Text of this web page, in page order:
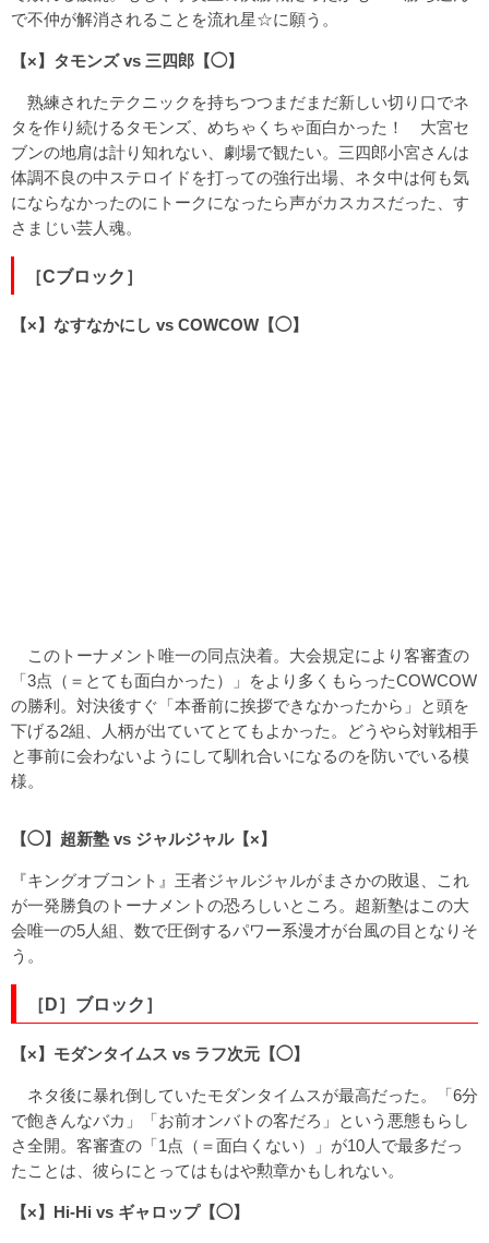
で不仲が解消されることを流れ星☆に願う。
【×】タモンズ vs 三四郎【◯】
熟練されたテクニックを持ちつつまだまだ新しい切り口でネ
タを作り続けるタモンズ、めちゃくちゃ面白かった！ 大宮セ
ブンの地肩は計り知れない、劇場で観たい。三四郎小宮さんは
体調不良の中ステロイドを打っての強行出場、ネタ中は何も気
にならなかったのにトークになったら声がカスカスだった、す
さまじい芸人魂。
［Cブロック］
【×】なすなかにし vs COWCOW【◯】
このトーナメント唯一の同点決着。大会規定により客審査の
「3点（＝とても面白かった）」をより多くもらったCOWCOW
の勝利。対決後すぐ「本番前に挨拶できなかったから」と頭を
下げる2組、人柄が出ていてとてもよかった。どうやら対戦相手
と事前に会わないようにして馴れ合いになるのを防いでいる模
様。
【◯】超新塾 vs ジャルジャル【×】
『キングオブコント』王者ジャルジャルがまさかの敗退、これ
が一発勝負のトーナメントの恐ろしいところ。超新塾はこの大
会唯一の5人組、数で圧倒するパワー系漫才が台風の目となりそ
う。
［D］ブロック］
【×】モダンタイムス vs ラフ次元【◯】
ネタ後に暴れ倒していたモダンタイムスが最高だった。「6分
で飽きんなバカ」「お前オンバトの客だろ」という悪態もらし
さ全開。客審査の「1点（＝面白くない）」が10人で最多だっ
たことは、彼らにとってはもはや勲章かもしれない。
【×】Hi-Hi vs ギャロップ【◯】